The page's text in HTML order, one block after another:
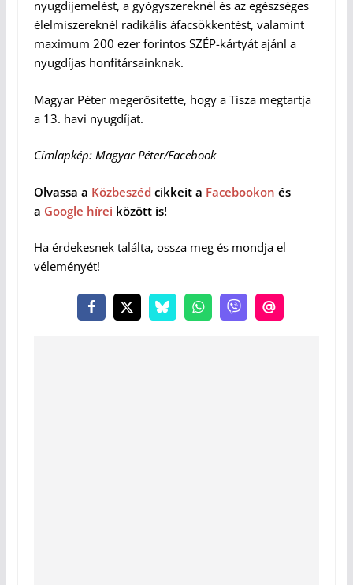
nyugdíjemelést, a gyógyszereknél és az egészséges
élelmiszereknél radikális áfacsökkentést, valamint
maximum 200 ezer forintos SZÉP-kártyát ajánl a
nyugdíjas honfitársainknak.
Magyar Péter megerősítette, hogy a Tisza megtartja
a 13. havi nyugdíjat.
Címlapkép: Magyar Péter/Facebook
Olvassa a Közbeszéd cikkeit a Facebookon és
a Google hírei között is!
Ha érdekesnek találta, ossza meg és mondja el
véleményét!